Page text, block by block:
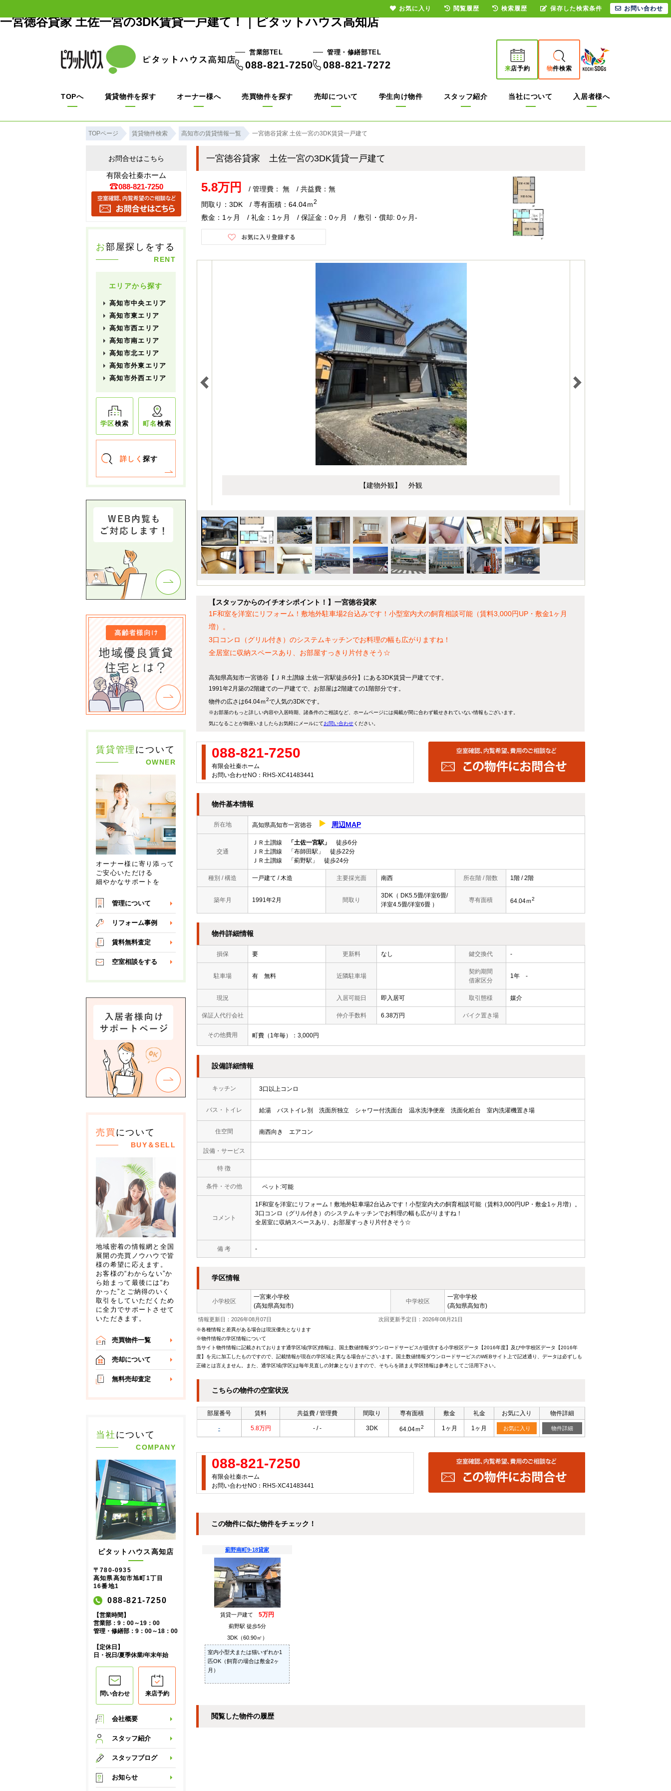
一宮徳谷貸家 土佐一宮の3DK賃貸一戸建て！｜ピタットハウス高知店
営業部TEL
088-821-7250
管理・修繕部TEL
088-821-7272 来店予約 物件検索
TOPへ 賃貸物件を探す オーナー様へ 売買物件を探す 売却について 学生向け物件 スタッフ紹介 当社について 入居者様へ
TOPページ 賃貸物件検索 高知市の賃貸情報一覧 一宮徳谷貸家 土佐一宮の3DK賃貸一戸建て
一宮徳谷貸家 土佐一宮の3DK賃貸一戸建て
5.8万円
/ 管理費： 無 / 共益費：無
間取り：3DK / 専有面積：64.04ｍ2
敷金：1ヶ月 / 礼金：1ヶ月 / 保証金：0ヶ月 / 敷引・償却: 0ヶ月-
【建物外観】 外観
【スタッフからのイチオシポイント！】一宮徳谷貸家
1F和室を洋室にリフォーム！敷地外駐車場2台込みです！小型室内犬の飼育相談可能（賃料3,000円UP・敷金1ヶ月
増）。
3口コンロ（グリル付き）のシステムキッチンでお料理の幅も広がりますね！
全居室に収納スペースあり、お部屋すっきり片付きそう☆
高知県高知市一宮徳谷【ＪＲ土讃線 土佐一宮駅徒歩6分】にある3DK賃貸一戸建てです。
1991年2月築の2階建ての一戸建てで、お部屋は2階建ての1階部分です。
物件の広さは64.04ｍ2で人気の3DKです。
※お部屋のもっと詳しい内容や入居時期、諸条件のご相談など、ホームページには掲載が間に合わず載せきれていない情報もございます。
気になることが御座いましたらお気軽にメールにてお問い合わせください。
088-821-7250
有限会社秦ホーム
お問い合わせNO：RHS-XC41483441
物件基本情報
所在地 高知県高知市一宮徳谷 周辺MAP
交通
ＪＲ土讃線 「土佐一宮駅」
徒歩6分
ＪＲ土讃線 「布師田駅」 徒歩22分
ＪＲ土讃線 「薊野駅」 徒歩24分
種別 / 構造 一戸建て / 木造 主要採光面 南西 所在階 / 階数 1階 / 2階
築年月 1991年2月 間取り
3DK（ DK5.5畳/洋室6畳/
洋室4.5畳/洋室6畳 ）
専有面積 64.04ｍ2
物件詳細情報
損保 要 更新料 なし 鍵交換代 -
駐車場 有 無料 近隣駐車場
契約期間
借家区分
1年 -
現況 入居可能日 即入居可 取引態様 媒介
保証人代行会社 仲介手数料 6.38万円 バイク置き場
その他費用 町費（1年毎）：3,000円
設備詳細情報
キッチン 3口以上コンロ
バス・トイレ 給湯 バストイレ別 洗面所独立 シャワー付洗面台 温水洗浄便座 洗面化粧台 室内洗濯機置き場
住空間 南西向き エアコン
設備・サービス
特 徴
条件・その他 ペット:可能
コメント
1F和室を洋室にリフォーム！敷地外駐車場2台込みです！小型室内犬の飼育相談可能（賃料3,000円UP・敷金1ヶ月増）。
3口コンロ（グリル付き）のシステムキッチンでお料理の幅も広がりますね！
全居室に収納スペースあり、お部屋すっきり片付きそう☆
備 考 -
学区情報
小学校区
一宮東小学校
(高知県高知市)
中学校区
一宮中学校
(高知県高知市)
情報更新日：2026年08月07日 次回更新予定日：2026年08月21日
※各種情報と差異がある場合は現況優先となります
※物件情報の学区情報について
当サイト物件情報に記載されております通学区域(学区)情報は、国土数値情報ダウンロードサービスが提供する小学校区データ【2016年度】及び中学校区データ【2016年
度】を元に加工したものですので、記載情報が現在の学区域と異なる場合がございます。国土数値情報ダウンロードサービスのWEBサイト上で記述通り、データは必ずしも
正確とは言えません。また、通学区域(学区)は毎年見直しの対象となりますので、そちらを踏まえ学区情報は参考としてご活用下さい。
こちらの物件の空室状況
部屋番号 賃料 共益費 / 管理費 間取り 専有面積 敷金 礼金 お気に入り 物件詳細
- 5.8万円 - / - 3DK 64.04ｍ2 1ヶ月 1ヶ月 お気に入り 物件詳細
088-821-7250
有限会社秦ホーム
お問い合わせNO：RHS-XC41483441
この物件に似た物件をチェック！
薊野南町9-18貸家
賃貸一戸建て 5万円
薊野駅 徒歩5分
3DK（60.90㎡）
室内小型犬または猫いずれか1
匹OK（飼育の場合は敷金2ヶ
月）
閲覧した物件の履歴
お問合せはこちら
有限会社秦ホーム
088-821-7250
お部屋探しをする
RENT
エリアから探す
高知市中央エリア
高知市東エリア
高知市西エリア
高知市南エリア
高知市北エリア
高知市外東エリア
高知市外西エリア
学区検索 町名 検索
詳しく 探す
賃貸管理 について
OWNER
オーナー様に寄り添って
ご安心いただける
細やかなサポートを
管理について
リフォーム事例
賃料無料査定
空室相談をする
売買 について
BUY＆SELL
地域密着の情報網と全国
展開の売買ノウハウで皆
様の希望に応えます。
お客様の“わからない”か
ら始まって最後には“わ
かった”とご納得のいく
取引をしていただくため
に全力でサポートさせて
いただきます。
売買物件一覧
売却について
無料売却査定
当社 について
COMPANY
ピタットハウス高知店
〒780-0935
高知県高知市旭町1丁目
16番地1
088-821-7250
【営業時間】
営業部：9：00～19：00
管理・修繕部：9：00～18：00
【定休日】
日・祝日/夏季休業/年末年始
問い合わせ 来店予約
会社概要
スタッフ紹介
スタッフブログ
お知らせ
お気に入り 閲覧履歴 検索履歴 保存した検索条件 お問い合わせ